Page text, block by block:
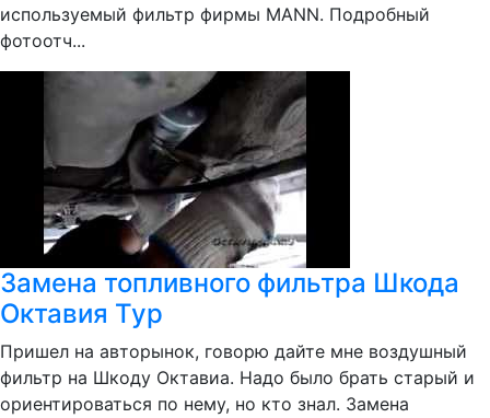
используемый фильтр фирмы MANN. Подробный
фотоотч...
Замена топливного фильтра Шкода
Октавия Тур
Пришел на авторынок, говорю дайте мне воздушный
фильтр на Шкоду Октавиа. Надо было брать старый и
ориентироваться по нему, но кто знал. Замена